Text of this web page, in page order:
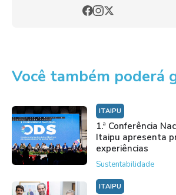
Você também poderá
ITAIPU
1.ª Conferência
Itaipu apresenta
experiências
Sustentabilidade
ITAIPU